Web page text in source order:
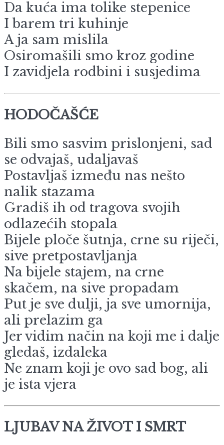
Da kuća ima tolike stepenice
I barem tri kuhinje
A ja sam mislila
Osiromašili smo kroz godine
I zavidjela rodbini i susjedima
HODOČAŠĆE
Bili smo sasvim prislonjeni, sad
se odvajaš, udaljavaš
Postavljaš između nas nešto
nalik stazama
Gradiš ih od tragova svojih
odlazećih stopala
Bijele ploče šutnja, crne su riječi,
sive pretpostavljanja
Na bijele stajem, na crne
skačem, na sive propadam
Put je sve dulji, ja sve umornija,
ali prelazim ga
Jer vidim način na koji me i dalje
gledaš, izdaleka
Ne znam koji je ovo sad bog, ali
je ista vjera
LJUBAV NA ŽIVOT I SMRT